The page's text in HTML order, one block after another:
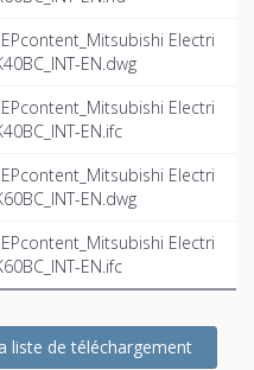
Electri
EN.dwg
Electri
EN.ifc
Electri
EN.dwg
Electri
EN.ifc
liste de téléchargement